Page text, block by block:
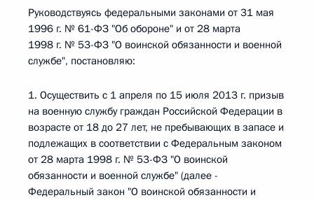
Руководствуясь федеральными законами от 31 мая
1996 г. № 61-ФЗ "Об обороне" и от 28 марта
1998 г. № 53-ФЗ "О воинской обязанности и военной
службе", постановляю:
1. Осуществить с 1 апреля по 15 июля 2013 г. призыв
на военную службу граждан Российской Федерации в
возрасте от 18 до 27 лет, не пребывающих в запасе и
подлежащих в соответствии с Федеральным законом
от 28 марта 1998 г. № 53-ФЗ "О воинской
обязанности и военной службе" (далее -
Федеральный закон "О воинской обязанности и